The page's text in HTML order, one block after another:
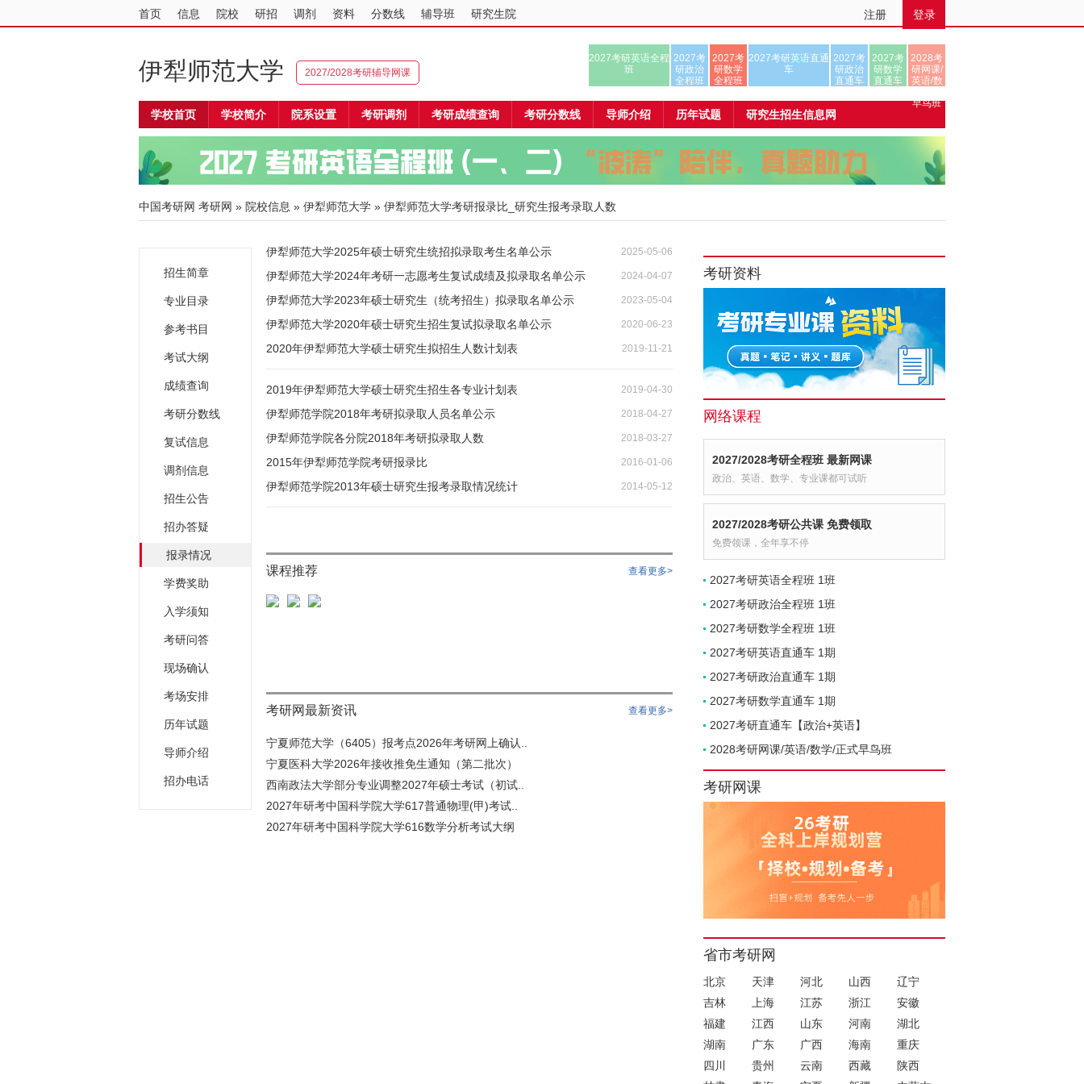
首页 信息 院校 研招 调剂 资料 分数线 辅导班 研究生院 注册 登录
伊犁师范大学 2027/2028考研辅导网课
2027考研英语全程
班
2027考
研政治
全程班
2027考
研数学
全程班
2027考研英语直通
车
2027考
研政治
直通车
2027考
研数学
直通车
2028考
研网课/
英语/数
早鸟班
学校首页 学校简介 院系设置 考研调剂 考研成绩查询 考研分数线 导师介绍 历年试题 研究生招生信息网
中国考研网 考研网 » 院校信息 » 伊犁师范大学 » 伊犁师范大学考研报录比_研究生报考录取人数
招生简章
专业目录
参考书目
考试大纲
成绩查询
考研分数线
复试信息
调剂信息
招生公告
招办答疑
报录情况
学费奖助
入学须知
考研问答
现场确认
考场安排
历年试题
导师介绍
招办电话
伊犁师范大学2025年硕士研究生统招拟录取考生名单公示 2025-05-06
伊犁师范大学2024年考研一志愿考生复试成绩及拟录取名单公示 2024-04-07
伊犁师范大学2023年硕士研究生（统考招生）拟录取名单公示 2023-05-04
伊犁师范大学2020年硕士研究生招生复试拟录取名单公示 2020-06-23
2020年伊犁师范大学硕士研究生拟招生人数计划表 2019-11-21
2019年伊犁师范大学硕士研究生招生各专业计划表 2019-04-30
伊犁师范学院2018年考研拟录取人员名单公示 2018-04-27
伊犁师范学院各分院2018年考研拟录取人数 2018-03-27
2015年伊犁师范学院考研报录比 2016-01-06
伊犁师范学院2013年硕士研究生报考录取情况统计 2014-05-12
课程推荐 查看更多>
考研网最新资讯 查看更多>
宁夏师范大学（6405）报考点2026年考研网上确认..
宁夏医科大学2026年接收推免生通知（第二批次）
西南政法大学部分专业调整2027年硕士考试（初试..
2027年研考中国科学院大学617普通物理(甲)考试..
2027年研考中国科学院大学616数学分析考试大纲
考研资料
网络课程
2027/2028考研全程班 最新网课
政治、英语、数学、专业课都可试听
2027/2028考研公共课 免费领取
免费领课，全年享不停
2027考研英语全程班 1班
2027考研政治全程班 1班
2027考研数学全程班 1班
2027考研英语直通车 1期
2027考研政治直通车 1期
2027考研数学直通车 1期
2027考研直通车【政治+英语】
2028考研网课/英语/数学/正式早鸟班
考研网课
省市考研网
北京 天津 河北 山西
辽宁
吉林
上海 江苏 浙江
安徽
福建
江西 山东 河南
湖北
湖南
广东 广西 海南
重庆
四川
贵州 云南 西藏
陕西